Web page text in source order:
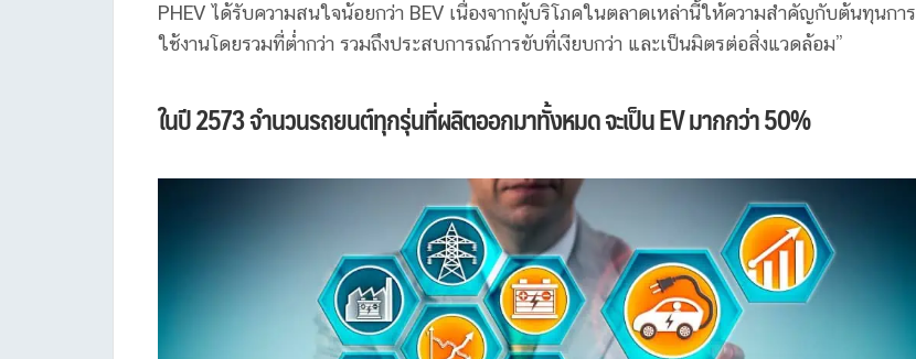
PHEV ได้รับความสนใจน้อยกว่า BEV เนื่องจากผู้บริโภคในตลาดเหล่านี้ให้ความสำคัญกับต้นทุนการ
ใช้งานโดยรวมที่ต่ำกว่า รวมถึงประสบการณ์การขับที่เงียบกว่า และเป็นมิตรต่อสิ่งแวดล้อม”
ในปี2573 จำนวนรถยนต์ทุกรุ่นที่ผลิตออกมาทั้งหมด จะเป็น EV มากกว่า 50%